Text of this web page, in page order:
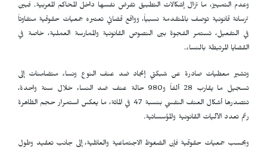
وعدم التمييز، ما تزال إشكالات التطبيق تفرض نفسها داخل المحاكم المغربية. فبين
ترسانة قانونية توصف بالمتقدمة نسبياً، وواقع قضائي تعتبره جمعيات حقوقية متفاوتاً
في التفعيل، تستمر الفجوة بين النصوص القانونية والممارسة العملية، خاصة في
القضايا المرتبطة بالنساء.
وتشير معطيات صادرة عن شبكتي إنجاد ضد عنف النوع ونساء متضامنات إلى
تسجيل ما يقارب 28 ألفاً و980 حالة عنف ضد النساء خلال سنة واحدة،
تتصدرها أشكال العنف النفسي بنسبة 47 في المائة، ما يعكس استمرار حجم الظاهرة
رغم تعدد الآليات القانونية والمؤسساتية.
وبحسب جمعيات حقوقية فإن الضغوط الاجتماعية والعائلية، إلى جانب تعقيد وطول